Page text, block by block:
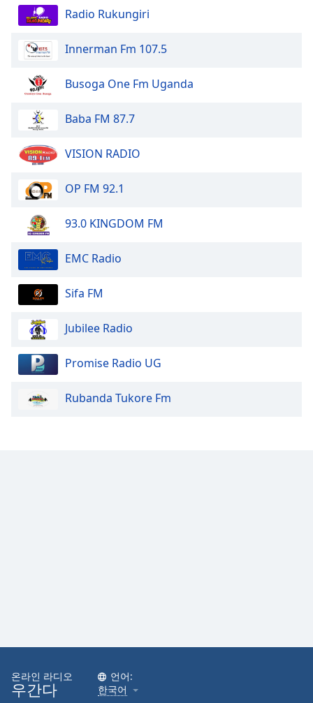
Radio Rukungiri
Innerman Fm 107.5
Busoga One Fm Uganda
Baba FM 87.7
VISION RADIO
OP FM 92.1
93.0 KINGDOM FM
EMC Radio
Sifa FM
Jubilee Radio
Promise Radio UG
Rubanda Tukore Fm
온라인 라디오
우간다
언어:
한국어